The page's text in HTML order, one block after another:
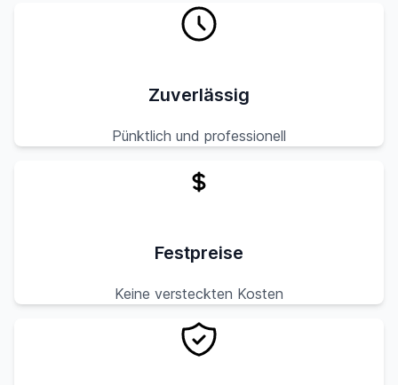
Zuverlässig
Pünktlich und professionell
Festpreise
Keine versteckten Kosten